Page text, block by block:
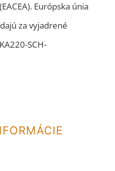
Európska únia
za vyjadrené
SCH-